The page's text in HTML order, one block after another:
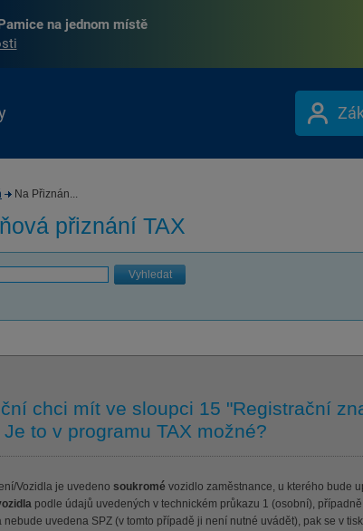
na jednom místě
Na Přiznán...
přiznání TAX
Vyhledat
chci mít ve sloupci 15 "Registrační
to v programu TAX možné?
Vozidla je uvedeno soukromé vozidlo zaměstnance, u kterého bude
podle údajů uvedených v technickém průkazu 1 (osobní), případně
uvedena SPZ (v tomto případě ji není nutné uvádět), pak se v